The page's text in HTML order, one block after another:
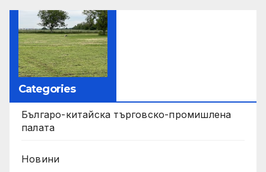
Categories
Българо-китайска търговско-промишлена
палата
Новини